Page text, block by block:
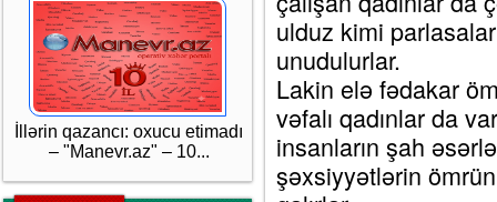
İllərin qazancı: oxucu etimadı
– "Manevr.az" – 10...
ulduz kimi
unudulurlar.
Lakin elə fədakar
vəfalı qadınlar da
insanların şah
şəxsiyyətlərin